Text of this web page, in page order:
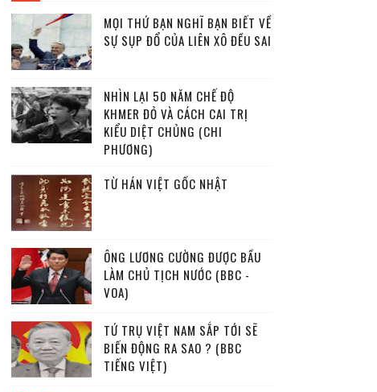
MỌI THỨ BẠN NGHĨ BẠN BIẾT VỀ
SỰ SỤP ĐỔ CỦA LIÊN XÔ ĐỀU SAI
NHÌN LẠI 50 NĂM CHẾ ĐỘ
KHMER ĐỎ VÀ CÁCH CAI TRỊ
KIỂU DIỆT CHỦNG (CHI
PHƯƠNG)
TỪ HÁN VIỆT GỐC NHẬT
ÔNG LƯƠNG CƯỜNG ĐƯỢC BẦU
LÀM CHỦ TỊCH NƯỚC (BBC -
VOA)
TỨ TRỤ VIỆT NAM SẮP TỚI SẼ
BIẾN ĐỘNG RA SAO ? (BBC
TIẾNG VIỆT)